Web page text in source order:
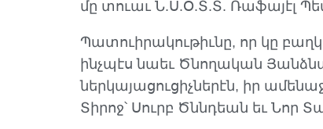
մը տուաւ Ն.Ս.Օ.Տ.Տ. Ռաֆայէլ
Պատուիրակութիւնը, որ կը
ինչպէս նաեւ Ծնողական
ներկայացուցիչներէն, իր
Տիրոջ՝ Սուրբ Ծննդեան եւ Նոր